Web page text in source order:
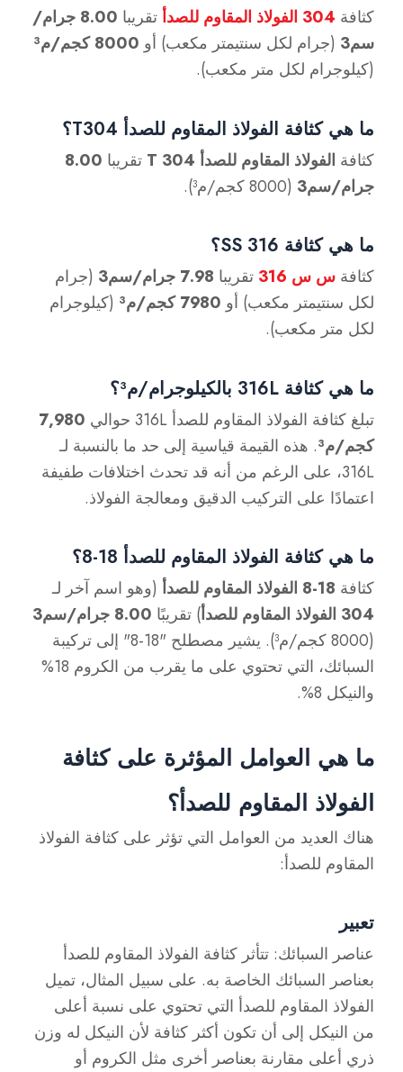
كثافة 304 الفولاذ المقاوم للصدأ تقريبا
8.00 جرام/
سم3
(جرام لكل سنتيمتر مكعب) أو 8000 كجم/م³
(كيلوجرام لكل متر مكعب).
ما هي كثافة الفولاذ المقاوم للصدأ T304؟
كثافة الفولاذ المقاوم للصدأ T 304 تقريبا 8.00
جرام/سم3
(8000 كجم/م³).
ما هي كثافة SS 316؟
كثافةس س 316 تقريبا 7.98 جرام/سم3
(جرام
لكل سنتيمتر مكعب) أو 7980 كجم/م³
(كيلوجرام
لكل متر مكعب).
ما هي كثافة 316L بالكيلوجرام/م³؟
تبلغ كثافة الفولاذ المقاوم للصدأ 316L حوالي
7,980
كجم/م³ . هذه القيمة قياسية إلى حد ما بالنسبة لـ
316L، على الرغم من أنه قد تحدث اختلافات طفيفة
اعتمادًا على التركيب الدقيق ومعالجة الفولاذ.
ما هي كثافة الفولاذ المقاوم للصدأ 18-8؟
كثافة 18-8 الفولاذ المقاوم للصدأ
(وهو اسم آخر لـ
304 الفولاذ المقاوم للصدأ
) تقريبًا 8.00 جرام/سم3
(8000 كجم/م³). يشير مصطلح "18-8" إلى تركيبة
السبائك، التي تحتوي على ما يقرب من الكروم 18%
والنيكل 8%.
ما هي العوامل المؤثرة على كثافة
الفولاذ المقاوم للصدأ؟
هناك العديد من العوامل التي تؤثر على كثافة الفولاذ
المقاوم للصدأ:
تعبير
عناصر السبائك: تتأثر كثافة الفولاذ المقاوم للصدأ
بعناصر السبائك الخاصة به. على سبيل المثال، تميل
الفولاذ المقاوم للصدأ التي تحتوي على نسبة أعلى
من النيكل إلى أن تكون أكثر كثافة لأن النيكل له وزن
ذري أعلى مقارنة بعناصر أخرى مثل الكروم أو